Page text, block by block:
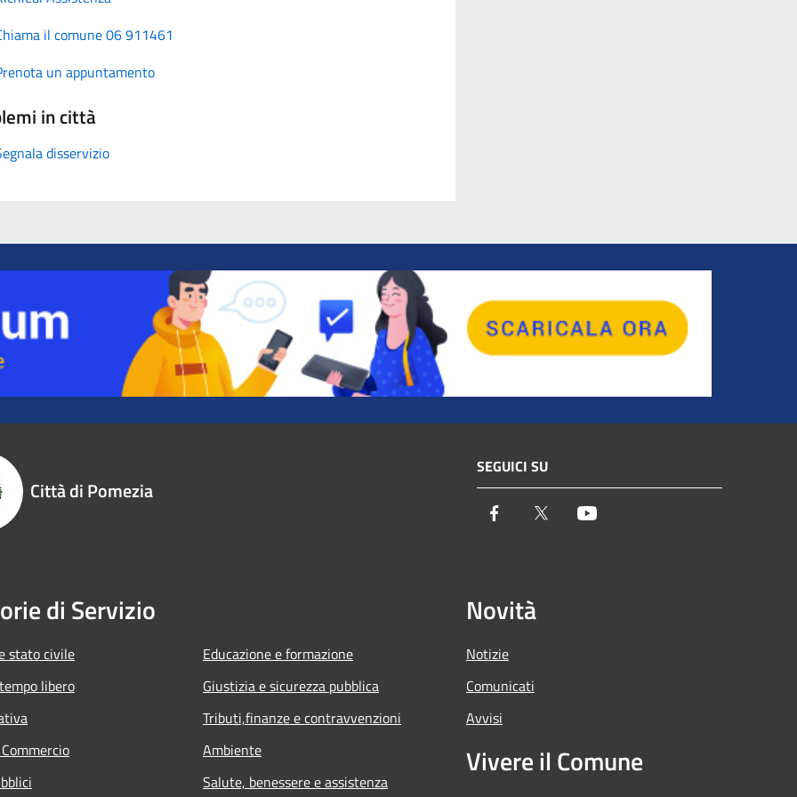
il comune 06 911461
un appuntamento
in città
disservizio
Città di Pomezia
SEGUICI SU
Facebook Twitter
di Servizio
stato civile
libero
Educazione e formazione
Giustizia e sicurezza pubblica
Tributi,finanze e contravvenzioni
Ambiente
Salute, benessere e assistenza
Novità
Notizie
Comunicati
Avvisi
Vivere il Comune